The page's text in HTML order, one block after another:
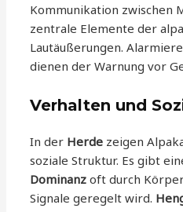
Kommunikation zwischen
zentrale Elemente der
Lautäußerungen.
dienen der Warnung vor
Verhalten und
In der Herde zeigen
soziale Struktur. Es gibt
Dominanz oft durch
Signale geregelt wird.